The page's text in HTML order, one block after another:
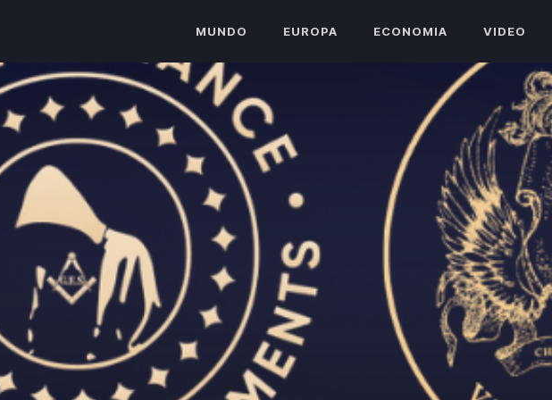
MUNDO EUROPA ECONOMIA VIDEO